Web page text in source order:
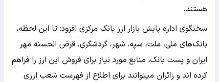
هستند.
سخنگوی اداره پایش بازار ارز بانک مرکزی افزود: تا این لحظه،
بانک‌های ملی، ملت، سپه، شهر، گردشگری، قرض الحسنه مهر
ایران و پست بانک، منابع مورد نیاز برای فروش این ارز را فراهم
کرده اند و زائران میتوانند برای اطلاع از فهرست شعب ارزی